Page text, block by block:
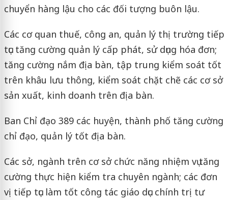
chuyển hàng lậu cho các đối tượng buôn lậu.
Các cơ quan thuế, công an, quản lý thị trường tiếp
tục tăng cường quản lý cấp phát, sử dụng hóa đơn;
tăng cường nắm địa bàn, tập trung kiểm soát tốt
trên khâu lưu thông, kiểm soát chặt chẽ các cơ sở
sản xuất, kinh doanh trên địa bàn.
Ban Chỉ đạo 389 các huyện, thành phố tăng cường
chỉ đạo, quản lý tốt địa bàn.
Các sở, ngành trên cơ sở chức năng nhiệm vụ tăng
cường thực hiện kiểm tra chuyên ngành; các đơn
vị tiếp tục làm tốt công tác giáo dục chính trị tư